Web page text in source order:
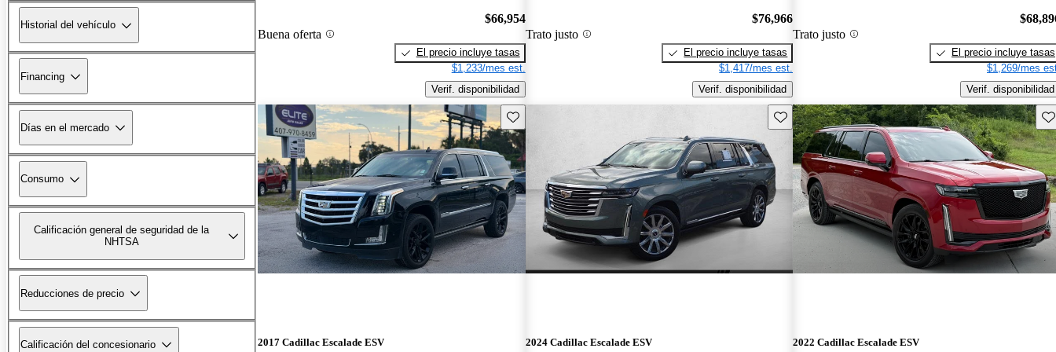
Historial del vehículo
Financing
Días en el mercado
Consumo
Calificación general de seguridad de la
NHTSA
Reducciones de precio
Calificación del concesionario
Buena oferta
$66,954
El precio incluye tasas
$1,233/mes est.
Verif. disponibilidad
Trato justo
$76,966
El precio incluye tasas
$1,417/mes est.
Verif. disponibilidad
Trato justo
El precio incluye tasas
$1,269/mes
Verif. disponibilidad
Guarda este Aviso
2017 Cadillac Escalade ESV
Guarda este Aviso
2024 Cadillac Escalade ESV 2022 Cadillac Escalade ESV